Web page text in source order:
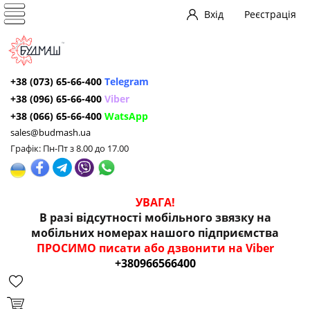
Вхід Реєстрація
+38 (073) 65-66-400 Telegram
+38 (096) 65-66-400 Viber
+38 (066) 65-66-400 WatsApp
sales@budmash.ua
Графік: Пн-Пт з 8.00 до 17.00
УВАГА!
В разі відсутності мобільного звязку на
мобільних номерах нашого підприємства
ПРОСИМО писати або дзвонити на Viber
+380966566400